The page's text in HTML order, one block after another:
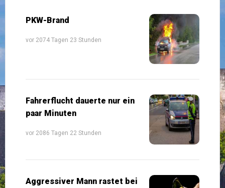
PKW-Brand
vor 2074 Tagen 23 Stunden
Fahrerflucht dauerte nur ein
paar Minuten
vor 2086 Tagen 22 Stunden
Aggressiver Mann rastet bei